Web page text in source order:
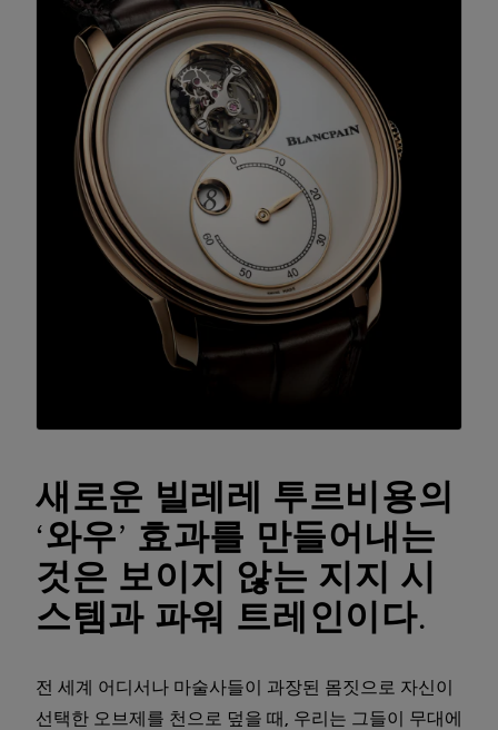
새로운 빌레레 투르비용의
‘와우’ 효과를 만들어내는
것은 보이지 않는 지지 시
스템과 파워 트레인이다.
전 세계 어디서나 마술사들이 과장된 몸짓으로 자신이
선택한 오브제를 천으로 덮을 때, 우리는 그들이 무대에